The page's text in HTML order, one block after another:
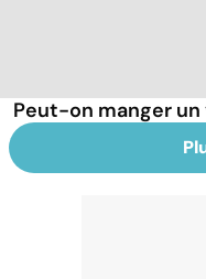
Peut-on manger un